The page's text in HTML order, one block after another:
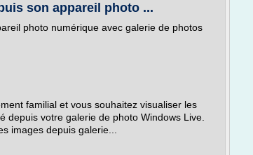
son appareil photo ...
photo numérique avec galerie de photos
familial et vous souhaitez visualiser les
depuis votre galerie de photo Windows Live.
images depuis galerie...